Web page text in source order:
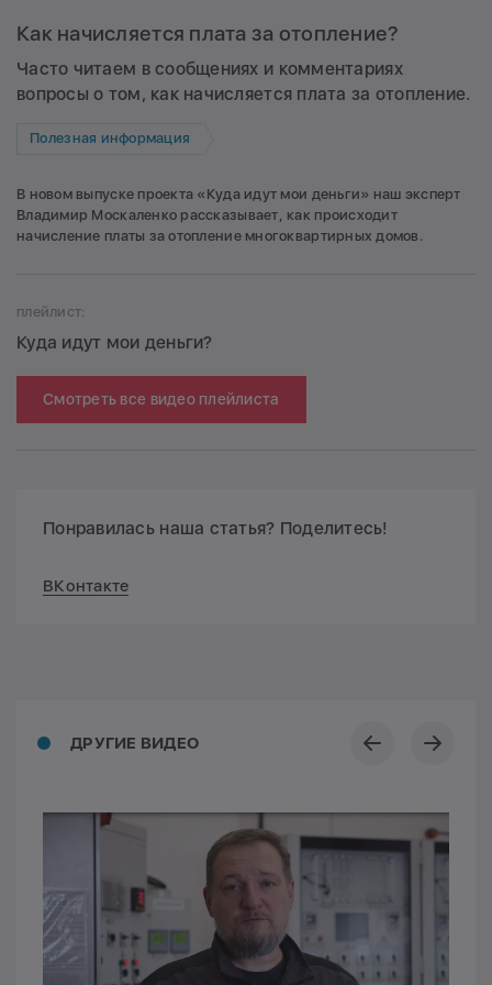
Как начисляется плата за отопление?
Часто читаем в сообщениях и комментариях
вопросы о том, как начисляется плата за отопление.
Полезная информация
В новом выпуске проекта «Куда идут мои деньги» наш эксперт
Владимир Москаленко рассказывает, как происходит
начисление платы за отопление многоквартирных домов.
плейлист:
Куда идут мои деньги?
Смотреть все видео плейлиста
Понравилась наша статья? Поделитесь!
ВКонтакте
ДРУГИЕ ВИДЕО